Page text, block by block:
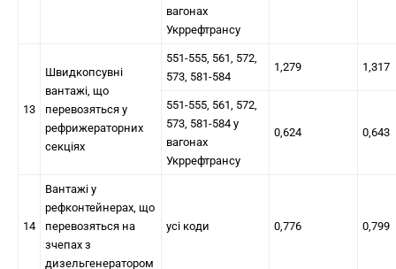
вагонах
Укррефтрансу
13
Швидкопсувні
вантажі, що
перевозяться у
рефрижераторних
секціях
551-555, 561, 572,
573, 581-584
1,279 1,317
551-555, 561, 572,
573, 581-584 у
вагонах
Укррефтрансу
0,624 0,643
14
Вантажі у
рефконтейнерах, що
перевозяться на
зчепах з
дизельгенератором
усі коди 0,776 0,799